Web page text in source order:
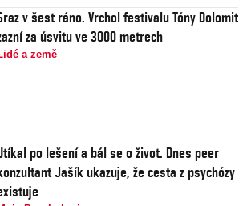
v šest ráno. Vrchol festivalu Tóny Dolomit
za úsvitu ve 3000 metrech
a země
po lešení a bál se o život. Dnes peer
Jašík ukazuje, že cesta z psychózy